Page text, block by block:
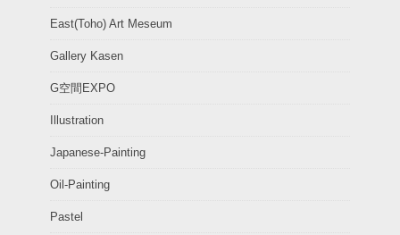
East(Toho) Art Meseum
Gallery Kasen
G空間EXPO
Illustration
Japanese-Painting
Oil-Painting
Pastel